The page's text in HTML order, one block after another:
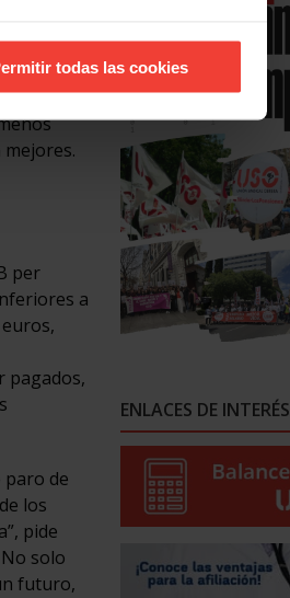
todas las cookies
siglo
es de
per
a
pagados,
paro de
los
pide
solo
futuro,
ENLACES DE INTERÉS